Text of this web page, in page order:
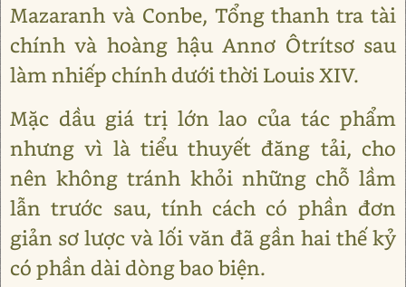
Mazaranh và Conbe, Tổng thanh tra tài
chính và hoàng hậu Annơ Ôtrítsơ sau
làm nhiếp chính dưới thời Louis XIV.
Mặc dầu giá trị lớn lao của tác phẩm
nhưng vì là tiểu thuyết đăng tải, cho
nên không tránh khỏi những chỗ lầm
lẫn trước sau, tính cách có phần đơn
giản sơ lược và lối văn đã gần hai thế kỷ
có phần dài dòng bao biện.